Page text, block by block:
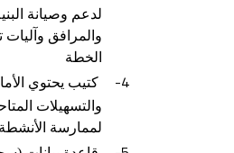
لدعم وصيانة
والمرافق وآليات
الخطة
4-
كتيب يحتوي
والتسهيلات
لممارسة الأنشطة